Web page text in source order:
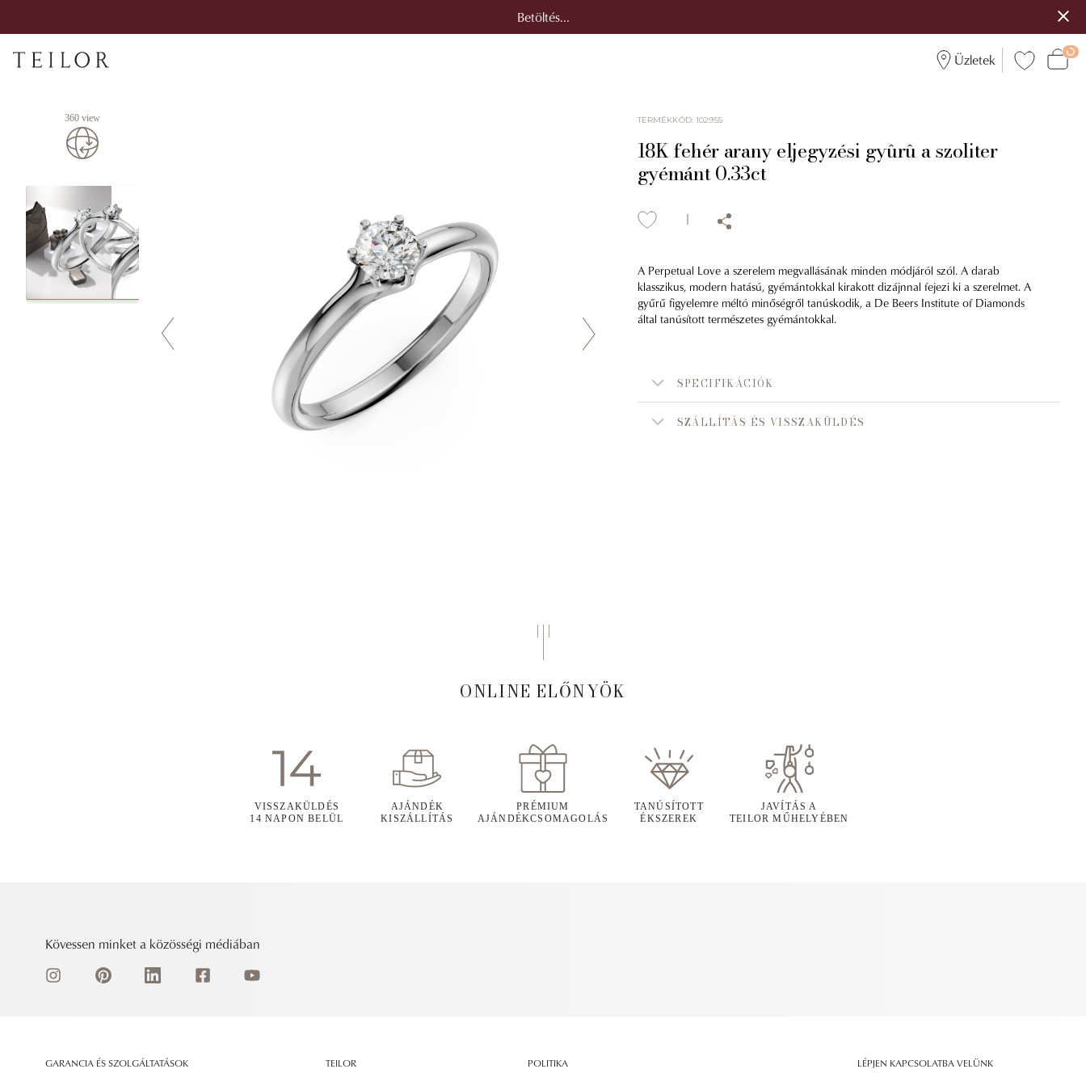
Betöltés...
Üzletek
360 view TERMÉKKÓD:102955
18K fehér arany eljegyzési gyûrû a szoliter
gyémánt 0.33ct
A Perpetual Love a szerelem megvallásának minden módjáról szól. A darab
klasszikus, modern hatású, gyémántokkal kirakott dizájnnal fejezi ki a szerelmet. A
gyűrű figyelemre méltó minőségről tanúskodik, a De Beers Institute of Diamonds
által tanúsított természetes gyémántokkal.
SPECIFIKÁCIÓK
SZÁLLÍTÁS ÉS VISSZAKÜLDÉS
ONLINE ELŐNYÖK
VISSZAKÜLDÉS
14 NAPON BELÜL
AJÁNDÉK
KISZÁLLÍTÁS
PRÉMIUM
AJÁNDÉKCSOMAGOLÁS
TANÚSÍTOTT
ÉKSZEREK
JAVÍTÁS A
TEILOR MŰHELYÉBEN
Kövessen minket a közösségi médiában
GARANCIA ÉS SZOLGÁLTATÁSOK TEILOR POLITIKA LÉPJEN KAPCSOLATBA VELÜNK